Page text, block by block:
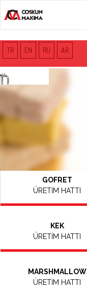
TR EN RU AR
GOFRET
ÜRETİM HATTI
KEK
ÜRETİM HATTI
MARSHMALLOW
ÜRETİM HATTI